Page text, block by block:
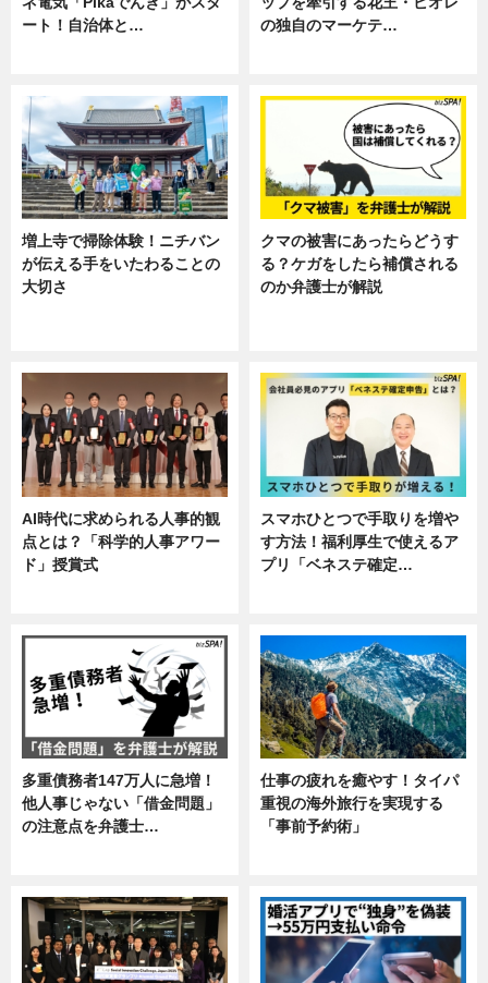
ート！自治体と…
の独自のマーケテ…
増上寺で掃除体験！ニチバン
が伝える手をいたわることの
大切さ
クマの被害にあったらどうす
る？ケガをしたら補償される
のか弁護士が解説
AI時代に求められる人事的観
点とは？「科学的人事アワー
ド」授賞式
スマホひとつで手取りを増や
す方法！福利厚生で使えるア
プリ「ベネステ確定…
多重債務者147万人に急増！
他人事じゃない「借金問題」
の注意点を弁護士…
仕事の疲れを癒やす！タイパ
重視の海外旅行を実現する
「事前予約術」